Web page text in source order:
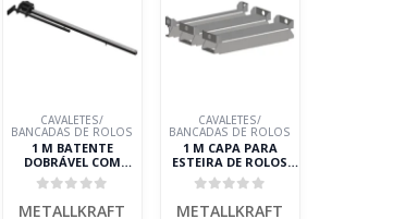
CAVALETES/
BANCADAS DE ROLOS
1 M BATENTE
DOBRÁVEL COM
ESCALA DE MEDIÇÃO
METALLKRAFT
METALLKRAFT
CAVALETES/
BANCADAS DE ROLOS
1 M CAPA PARA
ESTEIRA DE ROLOS
METALLKRAFT
METALLKRAFT